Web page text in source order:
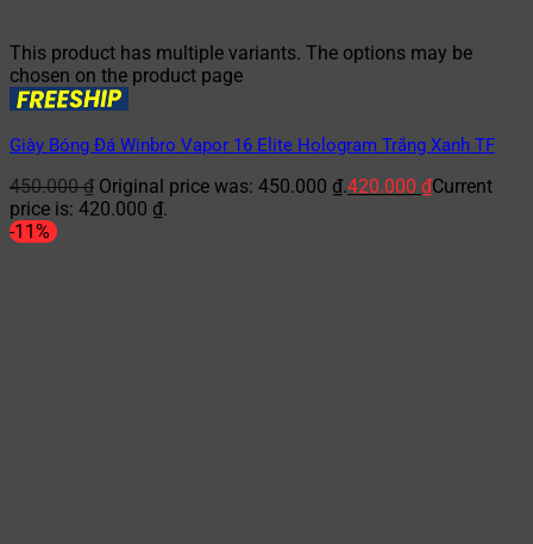
This product has multiple variants. The options may be
chosen on the product page
Giày Bóng Đá Winbro Vapor 16 Elite Hologram Trắng Xanh TF
450.000₫ Original price was: 450.000 ₫.420.000 ₫Current
price is: 420.000 ₫.
-11%